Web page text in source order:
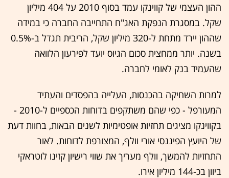
ההון העצמי של קווינקו עמד בסוף 2010 על 404 מיליון
שקל. במסגרת הנפקת האג"ח התחייבה החברה כי במידה
שההון יירד מתחת ל-320 מיליון שקל, הריבית תגדל ב-0.5%
בשנה. יותר ממחצית סכום הגיוס יועד לפירעון הלוואה
שהעמיד בנק לאומי לחברה.
למרות השחיקה בהכנסות, העלייה בהפסדים והעתיד
המעורפל - כפי שהם משתקפים בדוחות הכספיים ל-2010 -
בקווינקו מציגים תחזיות אופטימיות לשנים הבאות, בחוות דעת
של היועץ הפיננסי אורי וולף, המצורפת לדוחות. לאור
התחזיות להמשך, וולף מעריך את שווי רישיון קזינו לוטראקי
ביוון בכ-144 מיליון אירו.